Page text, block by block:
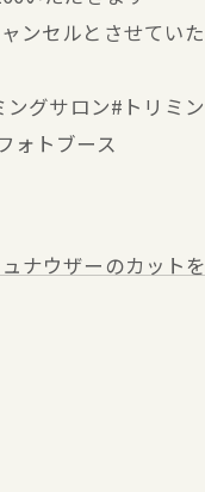
ンセルとさせてい
グサロン#トリミ
ォトブース
ナウザーのカット